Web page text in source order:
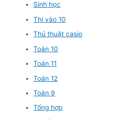
Sinh học
Thi vào 10
Thủ thuật casio
Toán 10
Toán 11
Toán 12
Toán 9
Tổng hợp